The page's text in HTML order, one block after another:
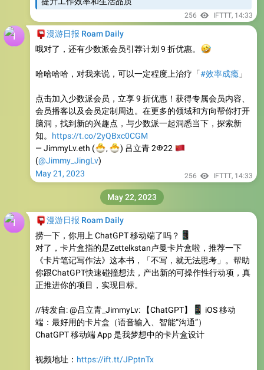
漫游日报 Roam Daily
哦对了，还有少数派会员引荐计划 9 折优惠。
🤣
哈哈哈哈，对我来说，可以一定程度上治疗「 #效率成瘾
点击加入少数派会员，立享 9 折优惠！获得专属会员内容、
脑洞，找到新的兴趣点，与少数派一起洞悉当下，探索新
知。https://t.co/2yQBxc0CGM
— JimmyLv.eth (
🐣
,
🐣) 吕立青 2𐃏22
(@Jimmy_JingLv)
May 21, 2023
漫游日报 Roam Daily
捞一下，你用上 ChatGPT 移动端了吗？
📱
对了，卡片盒指的是Zettelkstan卢曼卡片盒啦，推荐一下
《卡片笔记写作法》这本书，「不写，就无法思考」。帮助
你跟ChatGPT快速碰撞想法，产出新的可操作性行动项，真
正推进你的项目，实现目标。
//转发自: @吕立青_JimmyLv: 【ChatGPT】
📱
ChatGPT 移动端 App 是我梦想中的卡片盒设计
视频地址：https://ift.tt/JPptnTx